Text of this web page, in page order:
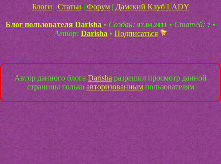
Блоги|Статьи|Форум|Дамский Клуб LADY
Блог пользователя Darisha•Создан: 07.04.2011•Статей: 7•
Автор: Darisha•Подписаться
Автор данного блогаDarishaразрешил просмотр данной
страницы толькоавторизованнымпользователям